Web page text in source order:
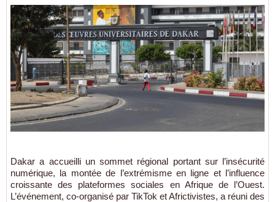
Dakar a accueilli un sommet régional portant sur l’insécurité
numérique, la montée de l’extrémisme en ligne et l’influence
croissante des plateformes sociales en Afrique de l’Ouest.
L’événement, co-organisé par TikTok et Africtivistes, a réuni des